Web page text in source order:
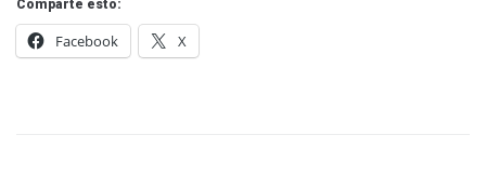
Comparte esto:
Facebook X